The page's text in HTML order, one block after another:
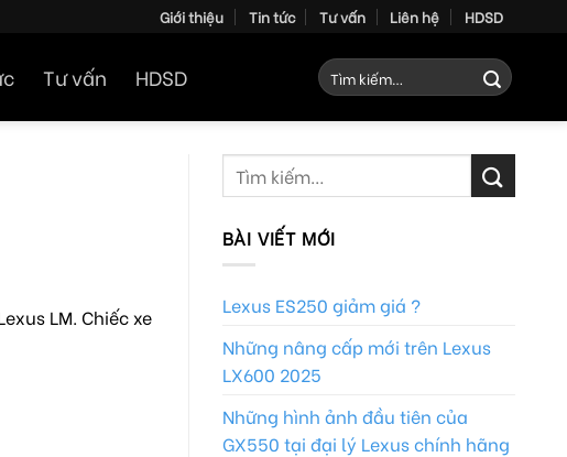
Giới thiệu Tin tức Tư vấn Liên hệ HDSD
Tư vấn HDSD
Tìm
kiếm:
LM. Chiếc xe
BÀI VIẾT MỚI
Lexus ES250 giảm giá ?
Những nâng cấp mới trên Lexus
LX600 2025
Những hình ảnh đầu tiên của
GX550 tại đại lý Lexus chính hãng